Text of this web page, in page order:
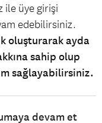
ile üye girişi
edebilirsiniz.
oluşturarak ayda
sahip olup
sağlayabilirsiniz.
devam et